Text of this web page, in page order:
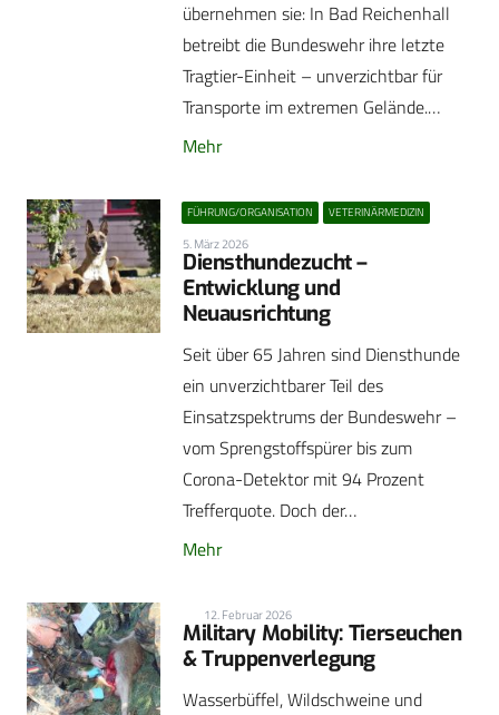
übernehmen sie: In Bad Reichenhall
betreibt die Bundeswehr ihre letzte
Tragtier-Einheit – unverzichtbar für
Transporte im extremen Gelände.…
Mehr
FÜHRUNG/ORGANISATION VETERINÄRMEDIZIN
5. März 2026
Diensthundezucht –
Entwicklung und
Neuausrichtung
Seit über 65 Jahren sind Diensthunde
ein unverzichtbarer Teil des
Einsatzspektrums der Bundeswehr –
vom Sprengstoffspürer bis zum
Corona-Detektor mit 94 Prozent
Trefferquote. Doch der…
Mehr
12. Februar 2026
Military Mobility: Tierseuchen
& Truppenverlegung
Wasserbüffel, Wildschweine und